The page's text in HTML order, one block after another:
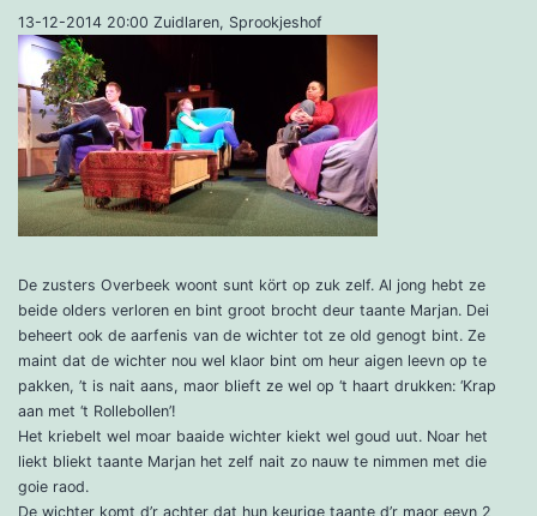
13-12-2014 20:00 Zuidlaren, Sprookjeshof
De zusters Overbeek woont sunt kört op zuk zelf. Al jong hebt ze
beide olders verloren en bint groot brocht deur taante Marjan. Dei
beheert ook de aarfenis van de wichter tot ze old genogt bint. Ze
maint dat de wichter nou wel klaor bint om heur aigen leevn op te
pakken, ’t is nait aans, maor blieft ze wel op ‘t haart drukken: ‘Krap
aan met ‘t Rollebollen’!
Het kriebelt wel moar baaide wichter kiekt wel goud uut. Noar het
liekt bliekt taante Marjan het zelf nait zo nauw te nimmen met die
goie raod.
De wichter komt d’r achter dat hun keurige taante d’r maor eevn 2